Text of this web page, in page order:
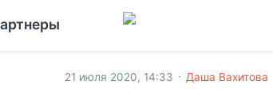
21 июля 2020, 14:33 · Даша Вахитова